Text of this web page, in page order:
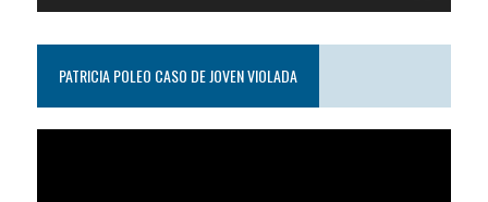
PATRICIA POLEO CASO DE JOVEN VIOLADA